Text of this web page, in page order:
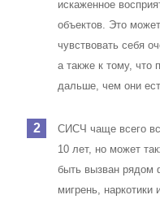
искаженное
объектов. Это
чувствовать себя
а также к тому, что
дальше, чем они
СИСЧ чаще всего
10 лет, но может
быть вызван рядом
мигрень, наркотики